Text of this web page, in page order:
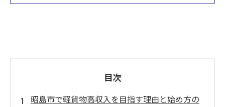
目次
昭島市で軽貨物高収入を目指す理由と始め方の